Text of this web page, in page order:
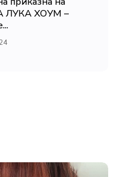
ЛУКА ХОУМ –